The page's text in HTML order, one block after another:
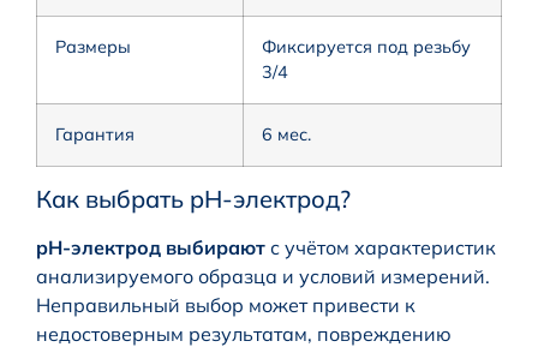
Размеры
Фиксируется под резьбу
3/4
Гарантия 6 мес.
Как выбрать pH-электрод?
pH-электрод выбирают с учётом характеристик
анализируемого образца и условий измерений.
Неправильный выбор может привести к
недостоверным результатам, повреждению